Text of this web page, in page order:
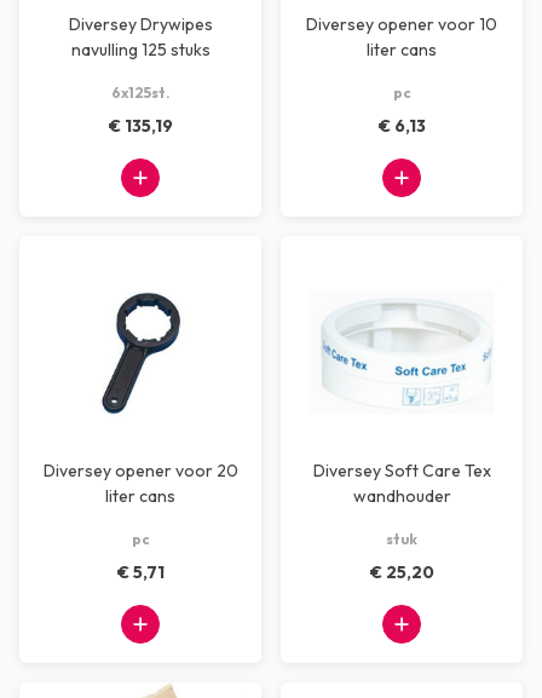
Diversey Drywipes
navulling 125 stuks
6x125st.
€ 135,19
Diversey opener voor 10
liter cans
pc
€ 6,13
Diversey opener voor 20
liter cans
pc
€ 5,71
Diversey Soft Care Tex
wandhouder
stuk
€ 25,20